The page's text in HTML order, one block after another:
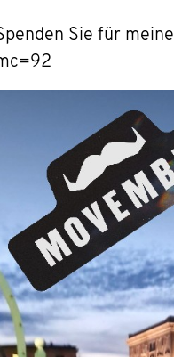
Sie für